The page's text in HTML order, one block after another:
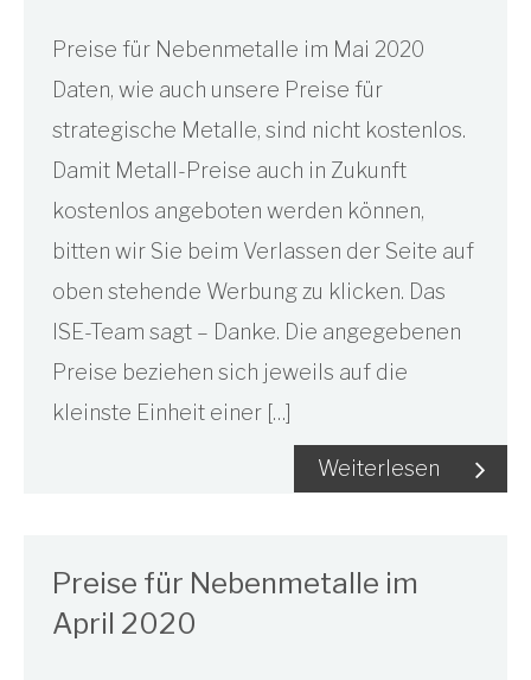
Preise für Nebenmetalle im Mai 2020
Daten, wie auch unsere Preise für
strategische Metalle, sind nicht kostenlos.
Damit Metall-Preise auch in Zukunft
kostenlos angeboten werden können,
bitten wir Sie beim Verlassen der Seite auf
oben stehende Werbung zu klicken. Das
ISE-Team sagt – Danke. Die angegebenen
Preise beziehen sich jeweils auf die
kleinste Einheit einer […]
Weiterlesen
Preise für Nebenmetalle im
April 2020